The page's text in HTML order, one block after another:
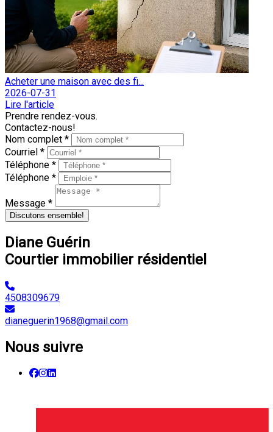
Acheter une maison avec des fi...
2026-07-31
Lire l'article
Prendre rendez-vous.
Contactez-nous!
Nom complet *
Courriel *
Téléphone *
Téléphone *
Message *
Discutons ensemble!
Diane Guérin
Courtier immobilier résidentiel
4508309679
dianeguerin1968@gmail.com
Nous suivre